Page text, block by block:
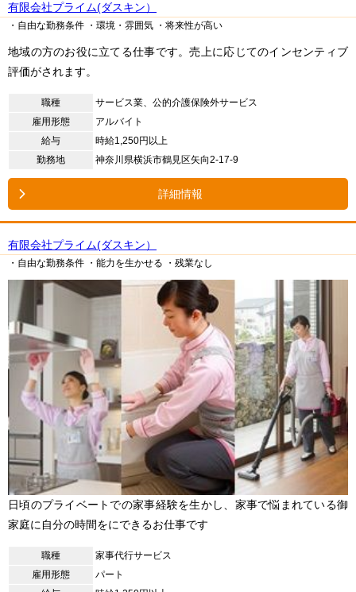
有限会社プライム(ダスキン）
・自由な勤務条件 ・環境・雰囲気 ・将来性が高い
地域の方のお役に立てる仕事です。売上に応じてのインセンティブ
評価がされます。
職種
サービス業、公的介護保険外サービス
雇用形態
アルバイト
給与
時給1,250円以上
勤務地
神奈川県横浜市鶴見区矢向2-17-9
詳細情報
有限会社プライム(ダスキン）
・自由な勤務条件 ・能力を生かせる ・残業なし
日頃のプライベートでの家事経験を生かし、家事で悩まれている御
家庭に自分の時間をにできるお仕事です
職種
家事代行サービス
雇用形態
パート